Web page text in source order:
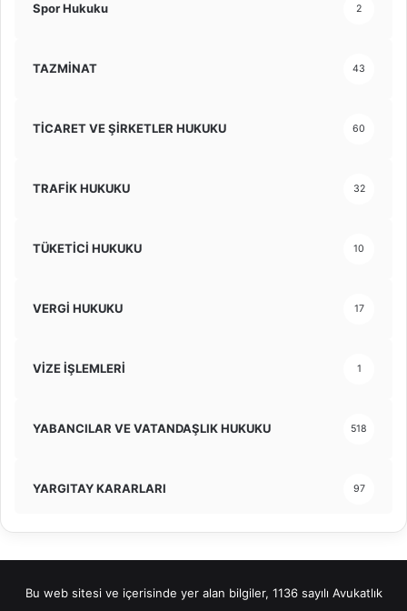
Spor Hukuku 2
TAZMİNAT 43
TİCARET VE ŞİRKETLER HUKUKU 60
TRAFİK HUKUKU 32
TÜKETİCİ HUKUKU 10
VERGİ HUKUKU 17
VİZE İŞLEMLERİ 1
YABANCILAR VE VATANDAŞLIK HUKUKU 518
YARGITAY KARARLARI 97
Bu web sitesi ve içerisinde yer alan bilgiler, 1136 sayılı Avukatlık